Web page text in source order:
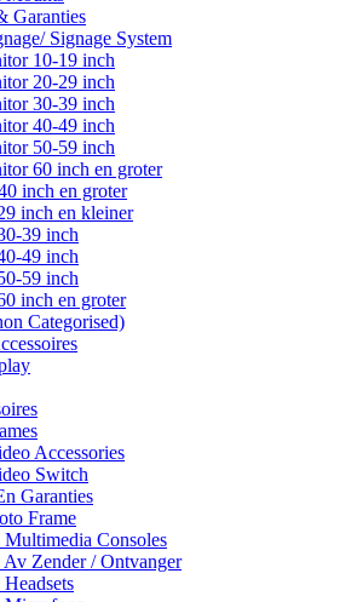
Garanties
Signage System
10-19 inch
20-29 inch
30-39 inch
40-49 inch
50-59 inch
60 inch en groter
inch en groter
inch en kleiner
39 inch
49 inch
59 inch
inch en groter
Categorised)
Accessories
Switch
Garanties
Frame
Multimedia Consoles
Av Zender / Ontvanger